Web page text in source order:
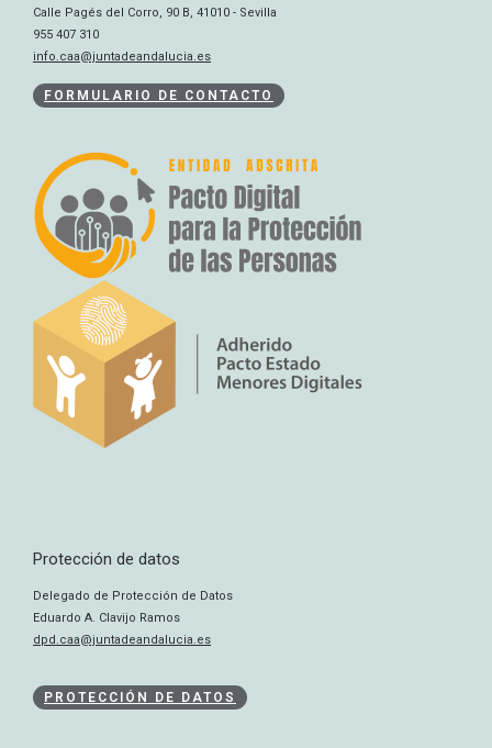
Calle Pagés del Corro, 90 B, 41010 - Sevilla
955 407 310
info.caa@juntadeandalucia.es
FORMULARIO DE CONTACTO
Protección de datos
Delegado de Protección de Datos
Eduardo A. Clavijo Ramos
dpd.caa@juntadeandalucia.es
PROTECCIÓN DE DATOS